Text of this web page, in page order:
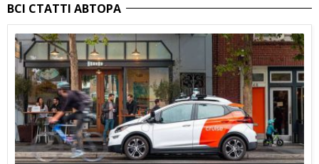
ВСІ СТАТТІ АВТОРА